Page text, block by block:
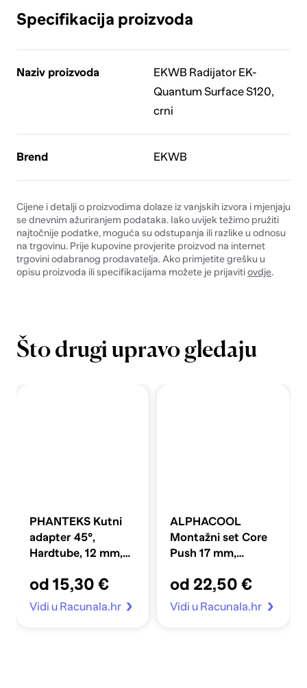
Specifikacija proizvoda
Naziv proizvoda
EKWB Radijator EK-
Quantum Surface S120,
crni
Brend EKWB
Cijene i detalji o proizvodima dolaze iz vanjskih izvora i mjenjaju
se dnevnim ažuriranjem podataka. Iako uvijek težimo pružiti
najtočnije podatke, moguća su odstupanja ili razlike u odnosu
na trgovinu. Prije kupovine provjerite proizvod na internet
trgovini odabranog prodavatelja. Ako primjetite grešku u
opisu proizvoda ili specifikacijama možete je prijavitiovdje.
Što drugi upravo gledaju
PHANTEKS Kutni
adapter 45°,
Hardtube, 12 mm,
od 15,30 €
Vidi u Racunala.hr
ALPHACOOL
Montažni set Core
Push 17 mm,
4-Pack
od 22,50 €
Vidi u Racunala.hr